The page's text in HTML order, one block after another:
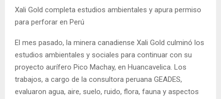
Xali Gold completa estudios ambientales y apura permiso
para perforar en Perú
El mes pasado, la minera canadiense Xali Gold culminó los
estudios ambientales y sociales para continuar con su
proyecto aurífero Pico Machay, en Huancavelica. Los
trabajos, a cargo de la consultora peruana GEADES,
evaluaron agua, aire, suelo, ruido, flora, fauna y aspectos